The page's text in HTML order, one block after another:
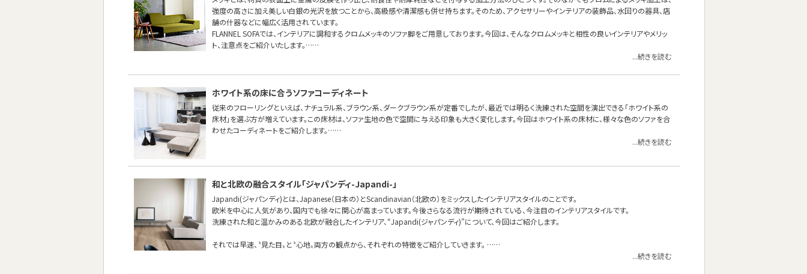
強度の高さに加え美しい白銀の光沢を放つことから、高級感や清潔感も併せ持ちます。そのため、アクセサリーやインテリアの装飾品、水回りの器具、店
舗の什器などに幅広く活用されています。
FLANNEL SOFAでは、インテリアに調和するクロムメッキのソファ脚をご用意しております。今回は、そんなクロムメッキと相性の良いインテリアやメリッ
ト、注意点をご紹介いたします。……
...続きを読む
ホワイト系の床に合うソファコーディネート
従来のフローリングといえば、ナチュラル系、ブラウン系、ダークブラウン系が定番でしたが、最近では明るく洗練された空間を演出できる「ホワイト系の
床材」を選ぶ方が増えています。この床材は、ソファ生地の色で空間に与える印象も大きく変化します。今回はホワイト系の床材に、様々な色のソファを合
わせたコーディネートをご紹介します。……
...続きを読む
和と北欧の融合スタイル「ジャパンディ-Japandi-」
Japandi(ジャパンディ)とは、Japanese（日本の）とScandinavian（北欧の）をミックスしたインテリアスタイルのことです。
欧米を中心に人気があり、国内でも徐々に関心が高まっています。今後さらなる流行が期待されている、今注目のインテリアスタイルです。
洗練された和と温かみのある北欧が融合したインテリア、“Japandi(ジャパンディ)”について、今回はご紹介します。
それでは早速、〝見た目〟と〝心地〟両方の観点から、それぞれの特徴をご紹介していきます。 ……
...続きを読む